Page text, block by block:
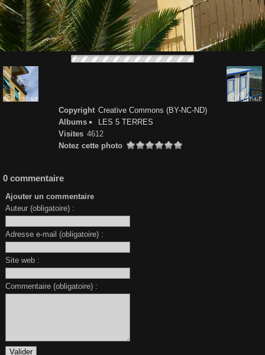
Copyright Creative Commons (BY-NC-ND)
Albums
LES 5 TERRES
Visites 4612
Notez cette photo
0 commentaire
Ajouter un commentaire
Auteur (obligatoire) :
Adresse e-mail (obligatoire) :
Site web :
Commentaire (obligatoire) :